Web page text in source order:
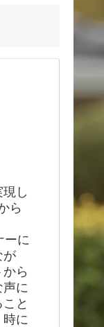
現し
ら
ーに
が
ら
に
と
に